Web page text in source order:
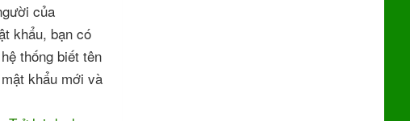
của
khẩu, bạn có
thống biết tên
khẩu mới và